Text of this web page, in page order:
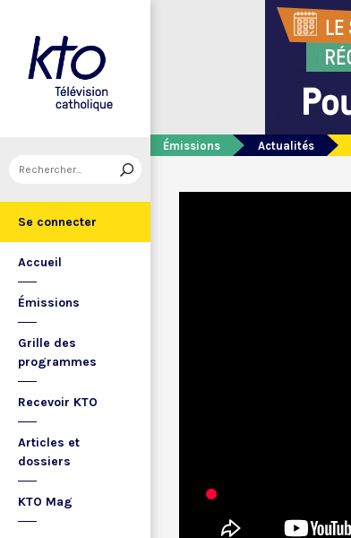
Se connecter
Accueil
Émissions
Grille des
programmes
Recevoir KTO
Articles et
dossiers
KTO Mag
Émissions Actualités